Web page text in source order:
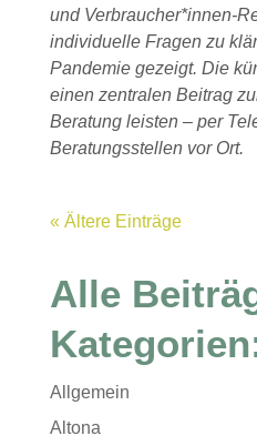
und Verbraucher*innen-
individuelle Fragen zu
Pandemie gezeigt. Die
einen zentralen Beitrag
Beratung leisten – per
Beratungsstellen vor Ort.
« Ältere Einträge
Alle
Allgemein
Altona